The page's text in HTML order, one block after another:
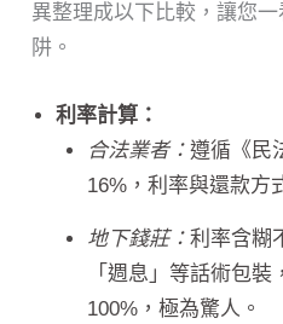
異整理成以下比較，讓您
阱。
利率計算：
合法業者： 遵循《民
16%，利率與還款方
地下錢莊： 利率含糊
「週息」等話術包
100%，極為驚人。